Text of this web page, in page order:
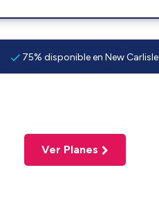
75% disponible en New Carlisle
Ver Planes